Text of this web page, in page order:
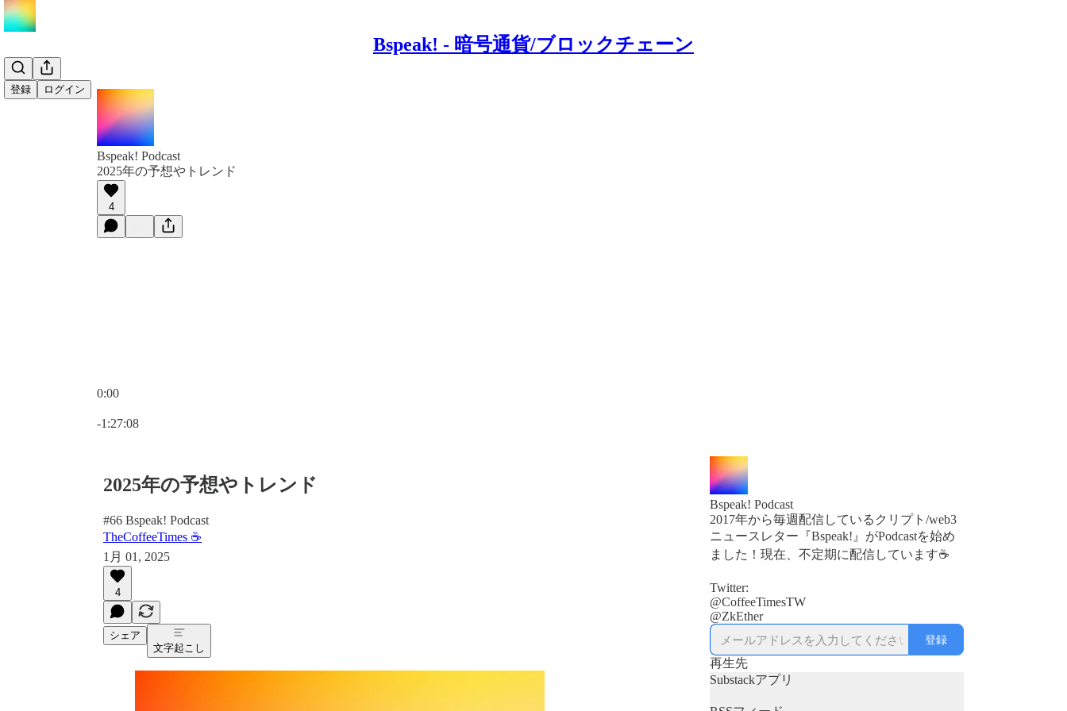
Bspeak! - 暗号通貨/ブロックチェーン
登録 ログイン
Bspeak! Podcast
2025年の予想やトレンド
4
0:00
-1:27:08
2025年の予想やトレンド
#66 Bspeak! Podcast
TheCoffeeTimes ☕
1月 01, 2025
4
シェア
文字起こし
Bspeak! Podcast
2017年から毎週配信しているクリプト/web3
ニュースレター『Bspeak!』がPodcastを始め
ました！現在、不定期に配信しています☕
Twitter:
@CoffeeTimesTW
登録
再生先
Substackアプリ